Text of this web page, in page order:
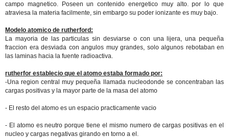
campo magnetico. Poseen un contenido energetico muy alto. por lo que
atraviesa la materia facilmente, sin embargo su poder ionizante es muy bajo.
Modelo atomico de rutherford:
La mayoria de las particulas sin desviarse o con una lijera, una pequeña
fraccion era desviada con angulos muy grandes, solo algunos rebotaban en
las laminas hacia la fuente radioactiva.
rutherfor establecio que el atomo estaba formado por:
-Una region central muy pequeña llamada nucleodonde se concentraban las
cargas positivas y la mayor parte de la masa del atomo
- El resto del atomo es un espacio practicamente vacio
- El atomo es neutro porque tiene el mismo numero de cargas positivas en el
nucleo y cargas negativas girando en torno a el.